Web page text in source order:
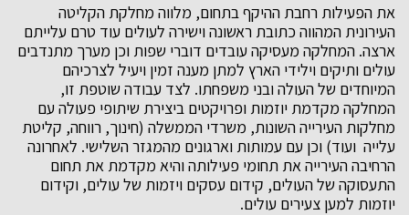
את הפעילות רחבת ההיקף בתחום, מלווה מחלקת הקליטה
העירונית המהווה כתובת ראשונה וישירה לעולים עוד טרם עלייתם
ארצה. המחלקה מעסיקה עובדים דוברי שפות וכן מערך מתנדבים
עולים ותיקים וילידי הארץ למתן מענה זמין ויעיל לצרכיהם
המיוחדים של העולה ובני משפחתו. לצד עבודה שוטפת זו,
המחלקה מקדמת יוזמות ופרויקטים ביצירת שיתופי פעולה עם
מחלקות העירייה השונות, משרדי הממשלה (חינוך, רווחה, קליטת
עלייה ועוד) וכן עם עמותות וארגונים מהמגזר השלישי. לאחרונה
הרחיבה העירייה את תחומי פעילותה והיא מקדמת את תחום
התעסוקה של העולים, קידום עסקים ויזמות של עולים, וקידום
יוזמות למען צעירים עולים.